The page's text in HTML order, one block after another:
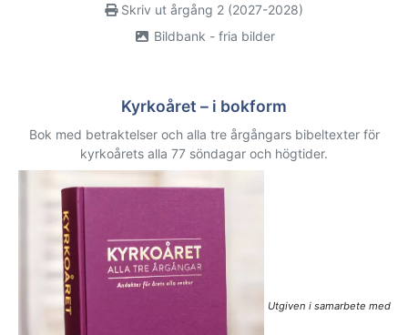
Skriv ut årgång 2 (2027-2028)
Bildbank - fria bilder
Kyrkoåret – i bokform
Bok med betraktelser och alla tre årgångars bibeltexter för
kyrkoårets alla 77 söndagar och högtider.
Utgiven i samarbete med